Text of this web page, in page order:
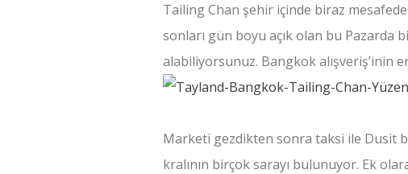
Tailing Chan şehir içinde biraz
sonları gün boyu açık olan bu Pazarda
alabiliyorsunuz. Bangkok alışveriş’inin
Marketi gezdikten sonra taksi ile Dusit
kralının birçok sarayı bulunuyor. Ek